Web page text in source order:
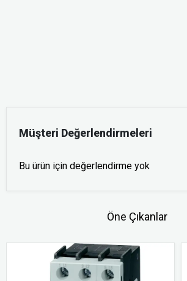
Müşteri Değerlendirmeleri
Bu ürün için değerlendirme yok
Öne Çıkanlar